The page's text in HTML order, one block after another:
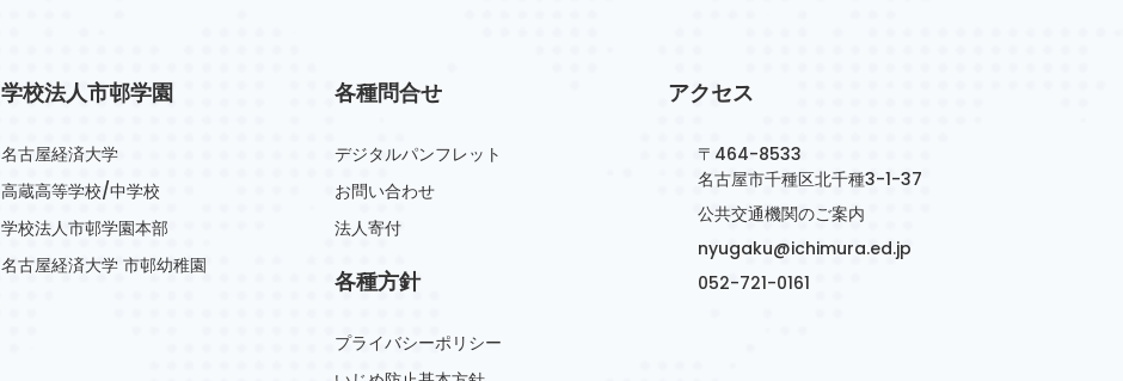
学校法人市邨学園
名古屋経済大学
高蔵高等学校/中学校
学校法人市邨学園本部
名古屋経済大学 市邨幼稚園
各種問合せ
デジタルパンフレット
お問い合わせ
法人寄付
各種方針
プライバシーポリシー
アクセス
〒464-8533
名古屋市千種区北千種3-1-37
公共交通機関のご案内
nyugaku@ichimura.ed.jp
052-721-0161